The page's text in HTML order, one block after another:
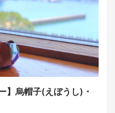
思い出していただける旅にな
びはありません。
ひととき。～～～
寧にお料理を仕上げるため、
ご案内となります。
幸を中心に、山の恵み、里の
たします。
】烏帽子(えぼうし)・